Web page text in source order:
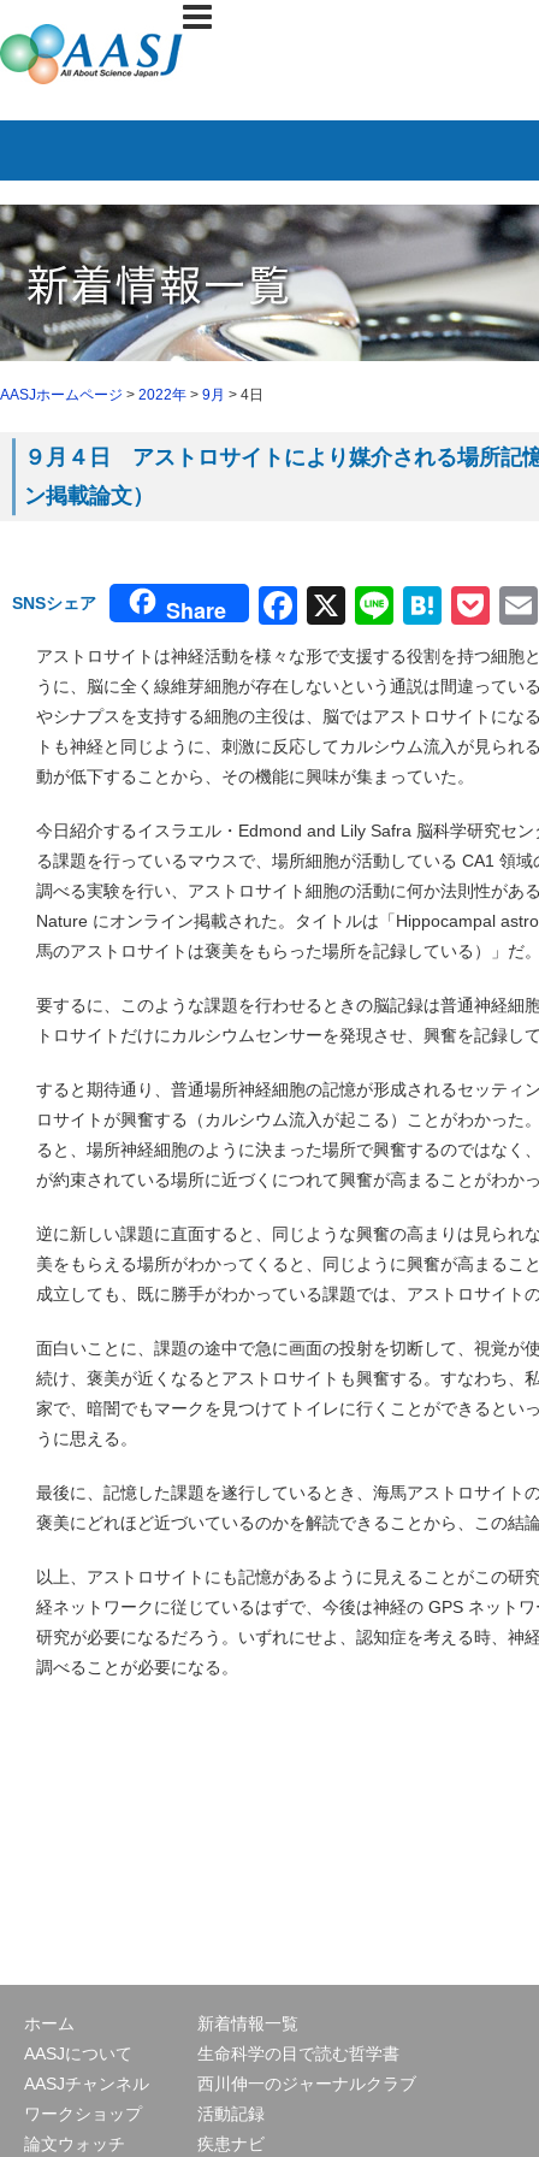
AASJホームページ > 2022年 > 9月 > 4日
９月４日 アストロサイトにより媒介される場所記
ン掲載論文）
SNSシェア Share Facebook
X Line
アストロサイトは神経活動を様々な形で支援する役割を持つ細胞
うに、脳に全く線維芽細胞が存在しないという通説は間違ってい
やシナプスを支持する細胞の主役は、脳ではアストロサイトにな
トも神経と同じように、刺激に反応してカルシウム流入が見られ
動が低下することから、その機能に興味が集まっていた。
今日紹介するイスラエル・Edmond and Lily Safra 脳科学研究セ
る課題を行っているマウスで、場所細胞が活動している CA1 領
調べる実験を行い、アストロサイト細胞の活動に何か法則性があ
Nature にオンライン掲載された。タイトルは「Hippocampal
馬のアストロサイトは褒美をもらった場所を記録している）」だ
要するに、このような課題を行わせるときの脳記録は普通神経細
トロサイトだけにカルシウムセンサーを発現させ、興奮を記録し
すると期待通り、普通場所神経細胞の記憶が形成されるセッティ
ロサイトが興奮する（カルシウム流入が起こる）ことがわかった
ると、場所神経細胞のように決まった場所で興奮するのではなく
が約束されている場所に近づくにつれて興奮が高まることがわか
逆に新しい課題に直面すると、同じような興奮の高まりは見られ
美をもらえる場所がわかってくると、同じように興奮が高まるこ
成立しても、既に勝手がわかっている課題では、アストロサイト
面白いことに、課題の途中で急に画面の投射を切断して、視覚が
続け、褒美が近くなるとアストロサイトも興奮する。すなわち、
家で、暗闇でもマークを見つけてトイレに行くことができるとい
うに思える。
最後に、記憶した課題を遂行しているとき、海馬アストロサイト
褒美にどれほど近づいているのかを解読できることから、この結
以上、アストロサイトにも記憶があるように見えることがこの研
経ネットワークに従じているはずで、今後は神経の GPS ネット
研究が必要になるだろう。いずれにせよ、認知症を考える時、神
調べることが必要になる。
ホーム
AASJについて
AASJチャンネル
ワークショップ
論文ウォッチ
新着情報一覧
生命科学の目で読む哲学書
西川伸一のジャーナルクラブ
活動記録
疾患ナビ